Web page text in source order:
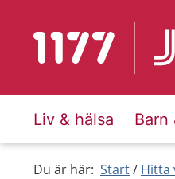
Till startsidan för 1177
Liv & hälsa Barn
Du är här: Start Hitta